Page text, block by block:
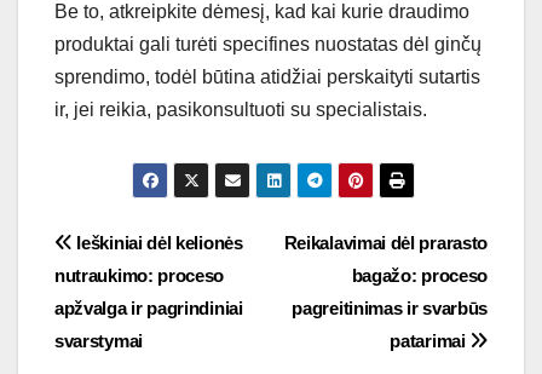
Be to, atkreipkite dėmesį, kad kai kurie draudimo
produktai gali turėti specifines nuostatas dėl ginčų
sprendimo, todėl būtina atidžiai perskaityti sutartis
ir, jei reikia, pasikonsultuoti su specialistais.
Post
navigation
Reikalavimai dėl prarasto
bagažo: proceso
pagreitinimas ir svarbūs
patarimai
Ieškiniai dėl kelionės
nutraukimo: proceso
apžvalga ir pagrindiniai
svarstymai